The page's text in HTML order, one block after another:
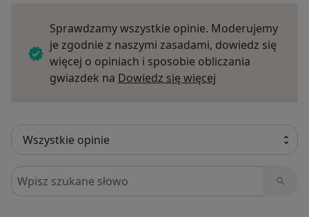
Sprawdzamy wszystkie opinie. Moderujemy
je zgodnie z naszymi zasadami, dowiedz się
więcej o opiniach i sposobie obliczania
gwiazdek na Dowiedz się więcej
Szukaj w opiniach